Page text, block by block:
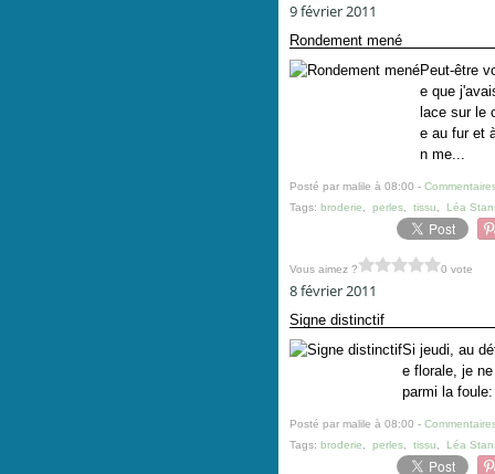
9 février 2011
Rondement mené
Peut-être
e que
lace sur le
e au fur et
n me...
Posté par malile à 08:00 -
Tags: broderie perles tissu Léa
Vous aimez ? 0 vote
8 février 2011
Signe distinctif
Si jeudi, au
e florale, je
parmi la
Posté par malile à 08:00 -
Tags: broderie perles tissu Léa